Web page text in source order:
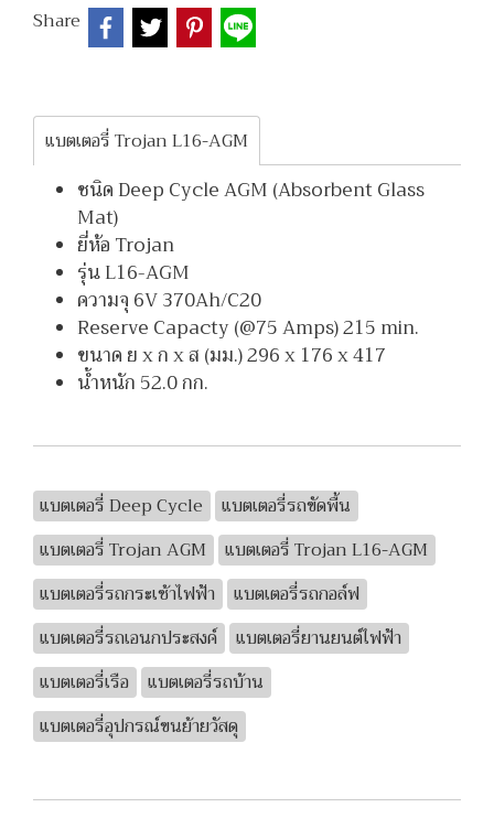
Share
แบตเตอรี่ Trojan L16-AGM
ชนิด Deep Cycle AGM (Absorbent Glass
Mat)
ยี่ห้อ Trojan
รุ่น L16-AGM
ความจุ 6V 370Ah/C20
Reserve Capacty (@75 Amps) 215 min.
ขนาด ย x ก x ส (มม.) 296 x 176 x 417
น้ำหนัก 52.0 กก.
แบตเตอรี่ Deep Cycle
แบตเตอรี่รถขัดพื้น
แบตเตอรี่ Trojan AGM
แบตเตอรี่ Trojan L16-AGM
แบตเตอรี่รถกระเช้าไฟฟ้า
แบตเตอรี่รถกอล์ฟ
แบตเตอรี่รถเอนกประสงค์ แบตเตอรี่ยานยนต์ไฟฟ้า
แบตเตอรี่เรือ
แบตเตอรี่รถบ้าน
แบตเตอรี่อุปกรณ์ขนย้ายวัสดุ